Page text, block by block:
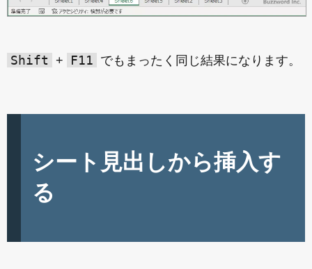
Shift + F11 でもまったく同じ結果になります。
シート見出しから挿入す
る